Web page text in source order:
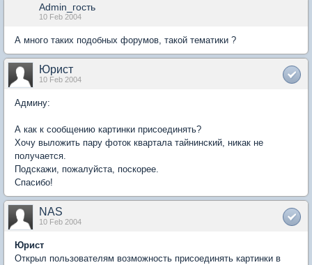
Admin_гость
10 Feb 2004
А много таких подобных форумов, такой тематики ?
Юрист
10 Feb 2004
Админу:
А как к сообщению картинки присоединять?
Хочу выложить пару фоток квартала тайнинский, никак не
получается.
Подскажи, пожалуйста, поскорее.
Спасибо!
NAS
10 Feb 2004
Юрист
Открыл пользователям возможность присоединять картинки в